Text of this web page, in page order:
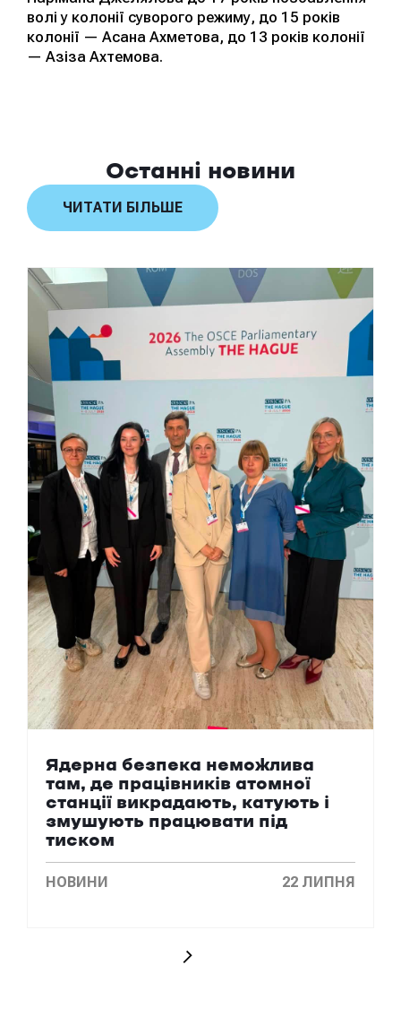
волі у колонії суворого режиму, до 15 років
колонії — Асана Ахметова, до 13 років колонії
— Азіза Ахтемова.
Останні новини
ЧИТАТИ БІЛЬШЕ
Ядерна безпека неможлива
там, де працівників атомної
станції викрадають, катують і
змушують працювати під
тиском
НОВИНИ 22 ЛИПНЯ